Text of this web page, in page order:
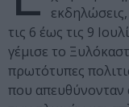
τις 6 έως τις 9
γέμισε το
πρωτότυπες
που απευθύνονταν